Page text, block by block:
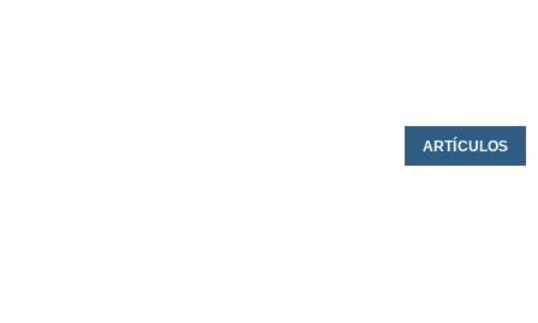
ARTÍCULOS